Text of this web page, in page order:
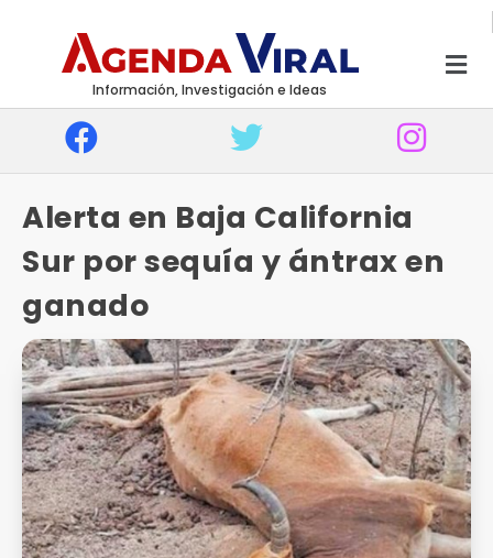
Información, Investigación e Ideas
Alerta en Baja California
Sur por sequía y ántrax en
ganado